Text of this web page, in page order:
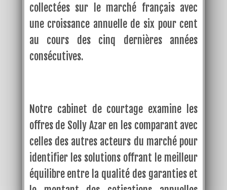
collectées sur le marché français avec
une croissance annuelle de six pour cent
au cours des cinq dernières années
consécutives.
Notre cabinet de courtage examine les
offres de Solly Azar en les comparant avec
celles des autres acteurs du marché pour
identifier les solutions offrant le meilleur
équilibre entre la qualité des garanties et